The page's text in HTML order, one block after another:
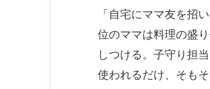
「自宅にママ友を招
位のママは料理の盛
しつける。子守り担
使われるだけ、そも